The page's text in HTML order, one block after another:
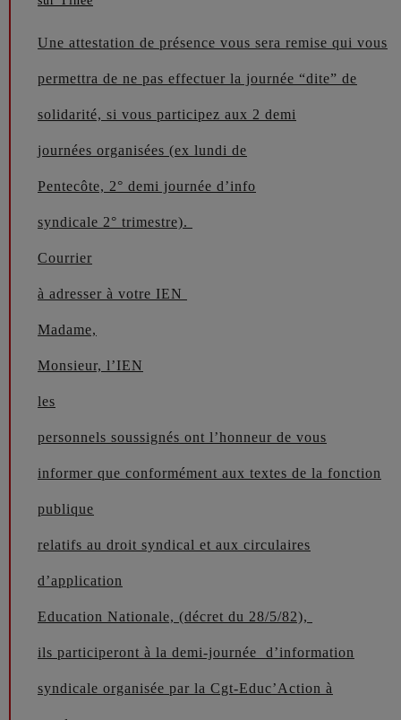
Une attestation de présence vous sera remise qui vous
permettra de ne pas effectuer la journée “dite” de
solidarité, si vous participez aux 2 demi
journées organisées (ex lundi de
Pentecôte, 2° demi journée d’info
syndicale 2° trimestre).
Courrier
à adresser à votre IEN
Madame,
Monsieur, l’IEN
les
personnels soussignés ont l’honneur de vous
informer que conformément aux textes de la fonction
publique
relatifs au droit syndical et aux circulaires
d’application
Education Nationale, (décret du 28/5/82),
ils participeront à la demi-journée d’information
syndicale organisée par la Cgt-Educ’Action à